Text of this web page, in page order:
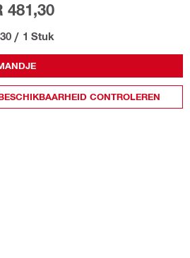
481,30
/ 1 Stuk
CONTROLEREN